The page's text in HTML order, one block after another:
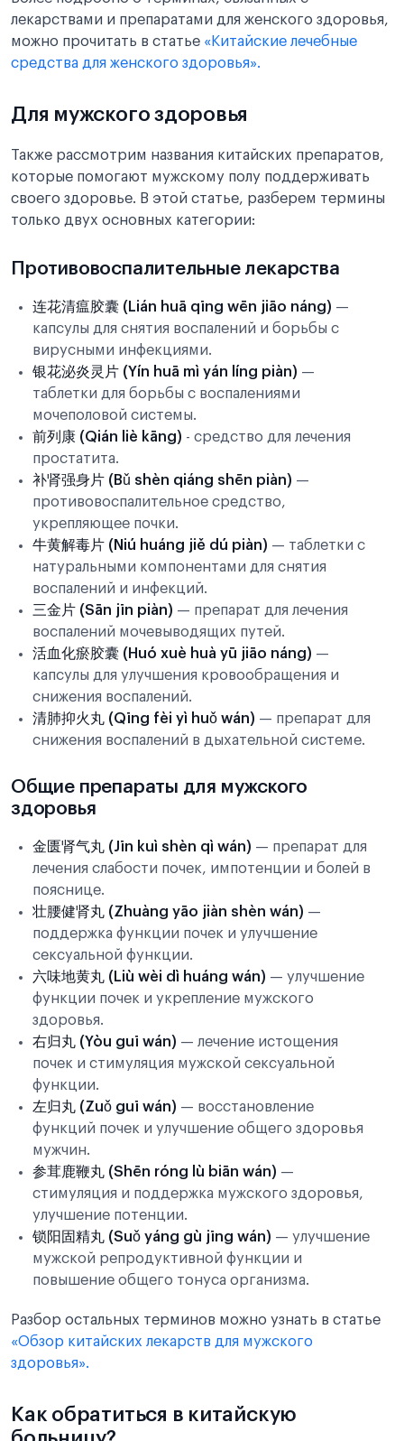
лекарствами и препаратами для женского здоровья,
можно прочитать в статье «Китайские лечебные
средства для женского здоровья».
Для мужского здоровья
Также рассмотрим названия китайских препаратов,
которые помогают мужскому полу поддерживать
своего здоровье. В этой статье, разберем термины
только двух основных категории:
Противовоспалительные лекарства
连花清瘟胶囊 (Lián huā qīng wēn jiāo náng) —
капсулы для снятия воспалений и борьбы с
вирусными инфекциями.
银花泌炎灵片 (Yín huā mì yán líng piàn) —
таблетки для борьбы с воспалениями
мочеполовой системы.
前列康 (Qián liè kāng) - средство для лечения
простатита.
补肾强身片 (Bǔ shèn qiáng shēn piàn) —
противовоспалительное средство,
укрепляющее почки.
牛黄解毒片 (Niú huáng jiě dú piàn) — таблетки с
натуральными компонентами для снятия
воспалений и инфекций.
三金片 (Sān jīn piàn) — препарат для лечения
воспалений мочевыводящих путей.
活血化瘀胶囊 (Huó xuè huà yū jiāo náng) —
капсулы для улучшения кровообращения и
снижения воспалений.
清肺抑火丸 (Qīng fèi yì huǒ wán) — препарат для
снижения воспалений в дыхательной системе.
Общие препараты для мужского
здоровья
金匮肾气丸 (Jīn kuì shèn qì wán) — препарат для
лечения слабости почек, импотенции и болей в
пояснице.
壮腰健肾丸 (Zhuàng yāo jiàn shèn wán) —
поддержка функции почек и улучшение
сексуальной функции.
六味地黄丸 (Liù wèi dì huáng wán) — улучшение
функции почек и укрепление мужского
здоровья.
右归丸 (Yòu guī wán) — лечение истощения
почек и стимуляция мужской сексуальной
функции.
左归丸 (Zuǒ guī wán) — восстановление
функций почек и улучшение общего здоровья
мужчин.
参茸鹿鞭丸 (Shēn róng lù biān wán) —
стимуляция и поддержка мужского здоровья,
улучшение потенции.
锁阳固精丸 (Suǒ yáng gù jīng wán) — улучшение
мужской репродуктивной функции и
повышение общего тонуса организма.
Разбор остальных терминов можно узнать в статье
«Обзор китайских лекарств для мужского
здоровья».
Как обратиться в китайскую